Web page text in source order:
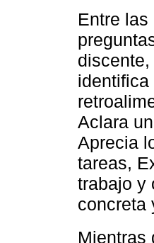
Entre
Aclara
Aprecia
tareas,
trabajo y
concreta
Mientras